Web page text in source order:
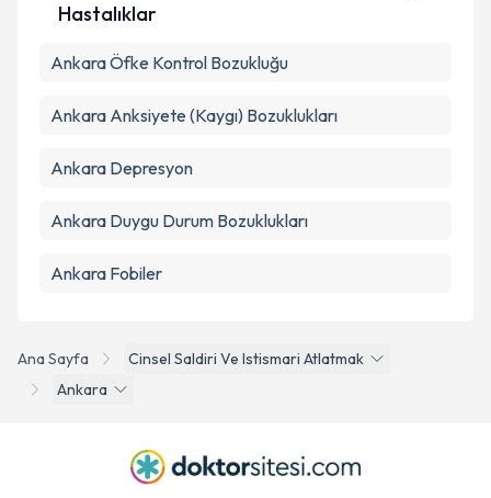
Ana Sayfa
Cinsel Saldiri Ve Istismari Atlatmak
Ankara
Hastalıklar
Ankara Öfke Kontrol Bozukluğu
Ankara Anksiyete (Kaygı) Bozuklukları
Ankara Depresyon
Ankara Duygu Durum Bozuklukları
Ankara Fobiler